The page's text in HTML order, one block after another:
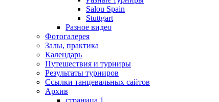
Salou Spain
Stuttgart
Разное видео
Фотогалерея
Залы, практика
Календарь
Путешествия и турниры
Результаты турниров
Ссылки танцевальных сайтов
Архив
страница 1